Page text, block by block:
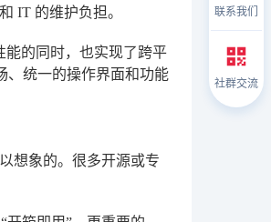
IT 的维护负担。
能的同时，也实现了跨平
、统一的操作界面和功能
想象的。很多开源或专
联系我们
社群交流